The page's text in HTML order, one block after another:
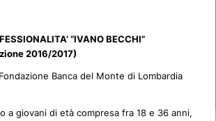
“IVANO BECCHI”
2016/2017)
Fondazione Banca del Monte di Lombardia
a giovani di età compresa fra 18 e 36 anni,